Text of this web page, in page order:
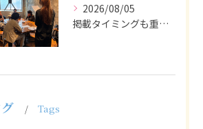
2026/08/05
掲載タイミングも重要で、業界動向や求職者の活動時期に合わせて...
Tags